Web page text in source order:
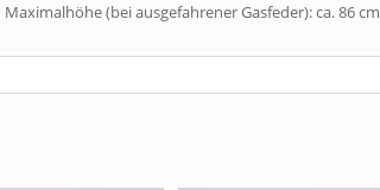
Maximalhöhe (bei ausgefahrener Gasfeder): ca. 86 cm